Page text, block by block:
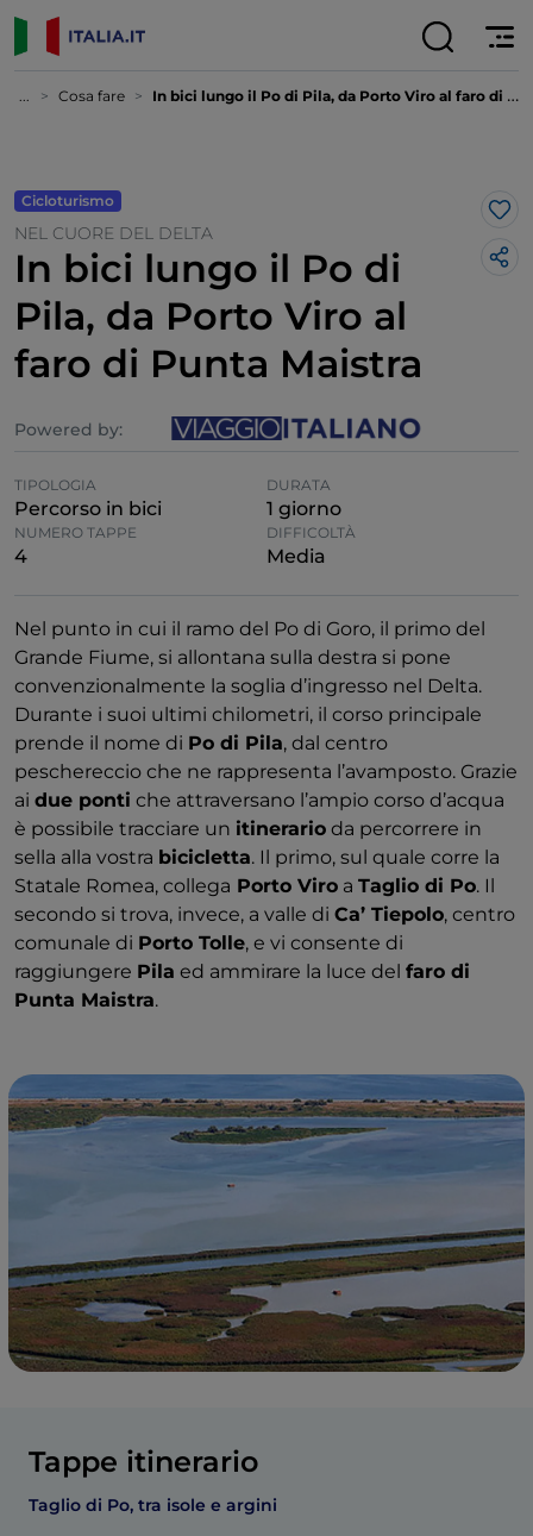
... Cosa fare In bici lungo il Po di Pila, da Porto Viro al faro di Punta Maistra
Cicloturismo
NEL CUORE DEL DELTA
In bici lungo il Po di
Pila, da Porto Viro al
faro di Punta Maistra
Powered by:
TIPOLOGIA
Percorso in bici
DURATA
1 giorno
NUMERO TAPPE
4
DIFFICOLTÀ
Media
Nel punto in cui il ramo del Po di Goro, il primo del
Grande Fiume, si allontana sulla destra si pone
convenzionalmente la soglia d’ingresso nel Delta.
Durante i suoi ultimi chilometri, il corso principale
prende il nome di Po di Pila, dal centro
peschereccio che ne rappresenta l’avamposto. Grazie
ai due ponti che attraversano l’ampio corso d’acqua
è possibile tracciare un itinerario da percorrere in
sella alla vostra bicicletta. Il primo, sul quale corre la
Statale Romea, collega Porto Viro a Taglio di Po. Il
secondo si trova, invece, a valle di Ca’ Tiepolo, centro
comunale di Porto Tolle, e vi consente di
raggiungere Pila ed ammirare la luce del faro di
Punta Maistra.
Tappe itinerario
Taglio di Po, tra isole e argini